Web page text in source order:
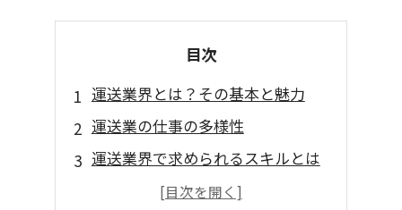
目次
運送業界とは？その基本と魅力
運送業の仕事の多様性
運送業界で求められるスキルとは
働きやすい職場環境の工夫